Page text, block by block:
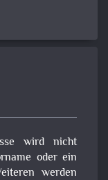
wird nicht
oder ein
werden